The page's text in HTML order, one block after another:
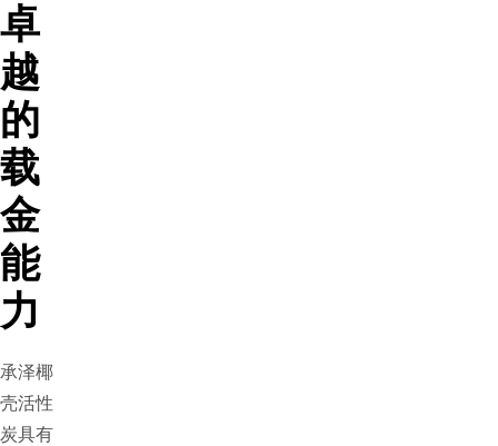
卓
越
的
载
金
能
力
承泽椰
壳活性
炭具有